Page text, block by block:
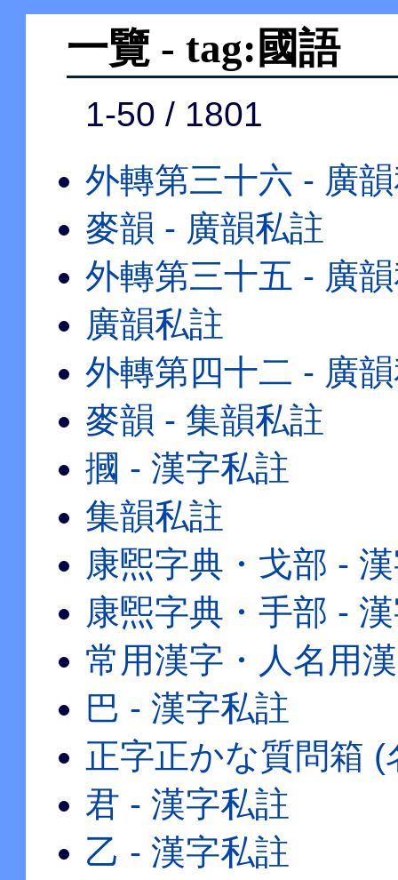
一覽 - tag:國語
1-50 / 1801
外轉第三十六 - 廣
麥韻 - 廣韻私註
外轉第三十五 - 廣
廣韻私註
外轉第四十二 - 廣
麥韻 - 集韻私註
摑 - 漢字私註
集韻私註
康煕字典・戈部 -
康煕字典・手部 -
常用漢字・人名用
巴 - 漢字私註
正字正かな質問箱 (
君 - 漢字私註
乙 - 漢字私註